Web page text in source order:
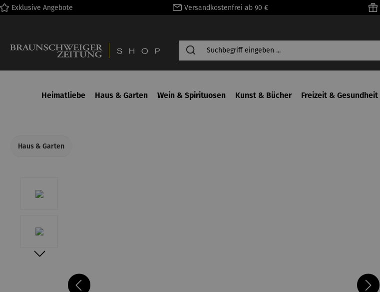
Zur Hauptnavigation springen
Exklusive Angebote Versandkostenfrei ab 90 €
Heimatliebe Haus & Garten Wein & Spirituosen Kunst & Bücher Freizeit & Gesundheit
Haus & Garten